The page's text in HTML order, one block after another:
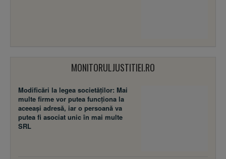
MONITORULJUSTITIEI.RO
Modificări la legea societăţilor: Mai
multe firme vor putea funcţiona la
aceeaşi adresă, iar o persoană va
putea fi asociat unic în mai multe
SRL